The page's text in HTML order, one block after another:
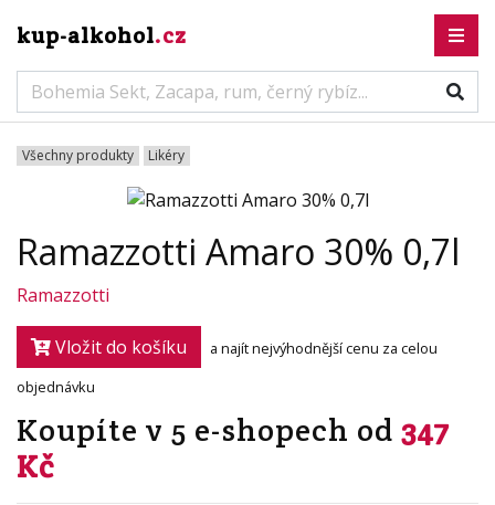
kup-alkohol.cz
Všechny produkty Likéry
Ramazzotti Amaro 30% 0,7l
Ramazzotti
Vložit do košíku
a najít nejvýhodnější cenu za celou
objednávku
Koupíte v 5 e-shopech od 347
Kč